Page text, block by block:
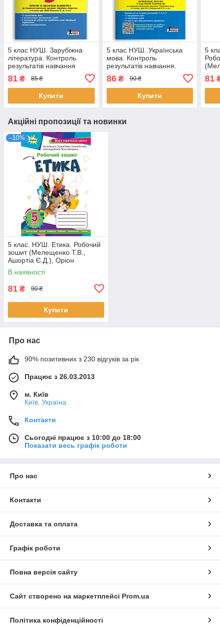
5 клас НУШ. Зарубіжна
література. Контроль
результатів навчання
(Первак О.П., Дячок С.О.),
Літера
81 ₴ 85 ₴
Купити
5 клас НУШ. Українська
мова. Контроль
результатів навчання.
Формувальне, поточне та
підсумкове оцінювання
(Заболотний О. В.
86₴ 90 ₴
Купити
5
81
Акційні пропозиції та новинки
–10%
5 клас. НУШ. Етика. Робочий
зошит (Мелещенко Т.В.,
Ашортіа Є.Д.), Оріон
В наявності
81 ₴ 90 ₴
Купити
Про нас
90% позитивних з 230 відгуків за рік
Працює з 26.03.2013
м. Київ
Київ, Україна
Контакти
Сьогодні працює з 10:00 до 18:00
Показати весь графік роботи
Про нас
Контакти
Доставка та оплата
Графік роботи
Повна версія сайту
Сайт створено на маркетплейсі Prom.ua
Політика конфіденційності